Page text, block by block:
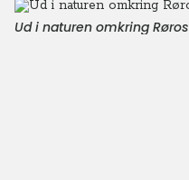
Ud i naturen omkring Røros